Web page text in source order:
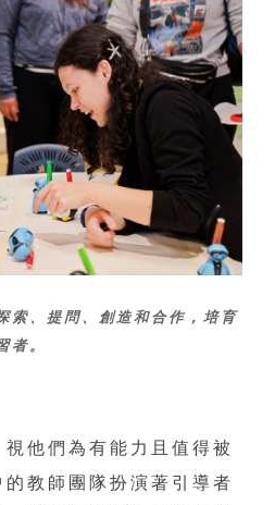
索、提問、創造和合作，培育
者。
他們為有能力且值得被
教師團隊扮演著引導者